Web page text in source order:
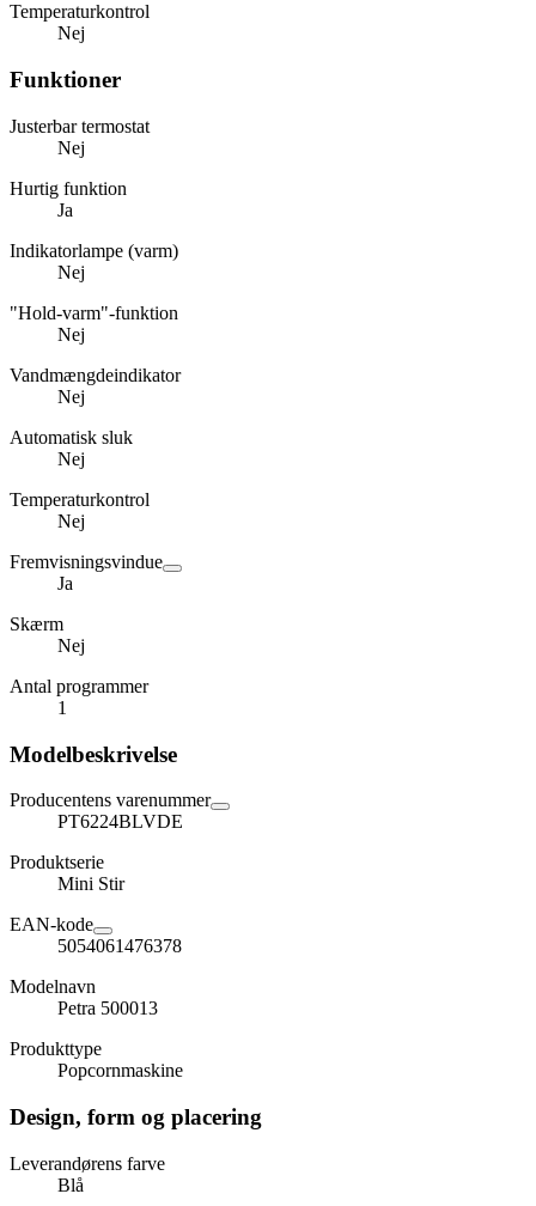
Temperaturkontrol
Nej
Funktioner
Justerbar termostat
Nej
Hurtig funktion
Ja
Indikatorlampe (varm)
Nej
"Hold-varm"-funktion
Nej
Vandmængdeindikator
Nej
Automatisk sluk
Nej
Temperaturkontrol
Nej
Fremvisningsvindue
Ja
Skærm
Nej
Antal programmer
1
Modelbeskrivelse
Producentens varenummer
PT6224BLVDE
Produktserie
Mini Stir
EAN-kode
5054061476378
Modelnavn
Petra 500013
Produkttype
Popcornmaskine
Design, form og placering
Leverandørens farve
Blå